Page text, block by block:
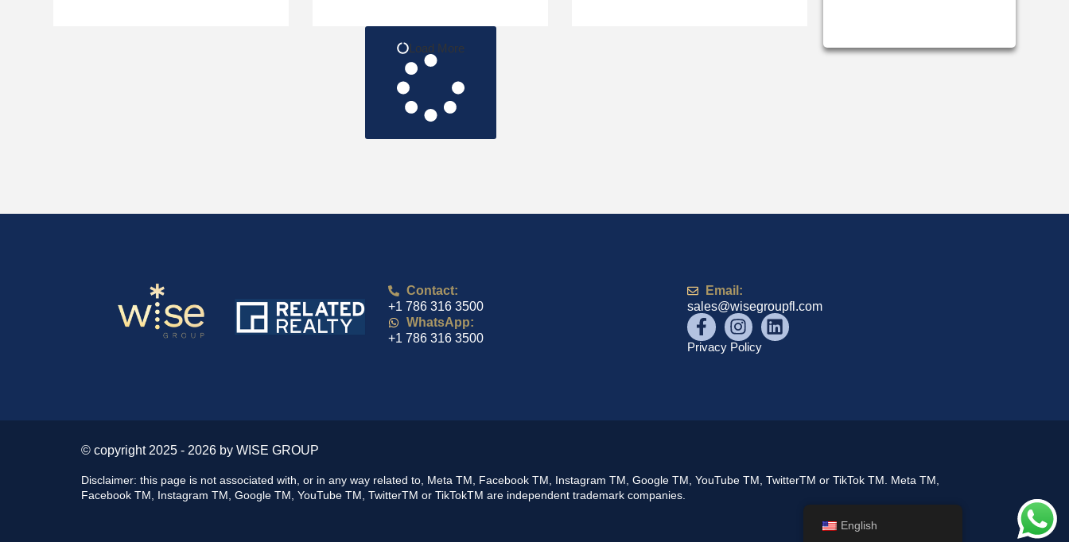
Load More
Contact:
+1 786 316 3500
WhatsApp:
+1 786 316 3500
Email:
sales@wisegroupfl.com
Privacy Policy
© copyright 2025 - 2026 by WISE GROUP
Disclaimer: this page is not associated with, or in any way related to, Meta TM, Facebook TM, Instagram TM, Google TM, YouTube TM, TwitterTM or TikTok TM. Meta TM,
Facebook TM, Instagram TM, Google TM, YouTube TM, TwitterTM or TikTokTM are independent trademark companies.
English